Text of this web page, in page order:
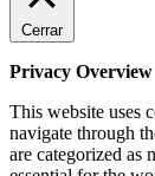
Cerrar
Privacy Overview
This website uses
navigate through
are categorized as